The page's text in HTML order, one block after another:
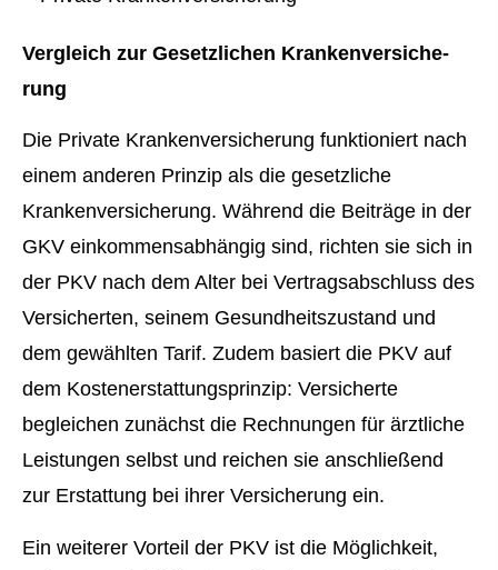
Vergleich zur Gesetzlichen Kranken­ver­si­che­
rung
Die Private Kranken­ver­si­che­rung funktioniert nach
einem anderen Prinzip als die gesetzliche
Kranken­ver­si­che­rung. Während die Beiträge in der
GKV einkommensabhängig sind, richten sie sich in
der PKV nach dem Alter bei Vertragsabschluss des
Versicherten, seinem Gesundheitszustand und
dem gewählten Tarif. Zudem basiert die PKV auf
dem Kostenerstattungsprinzip: Versicherte
begleichen zunächst die Rechnungen für ärztliche
Leistungen selbst und reichen sie anschließend
zur Erstattung bei ihrer Versicherung ein.
Ein weiterer Vorteil der PKV ist die Möglichkeit,